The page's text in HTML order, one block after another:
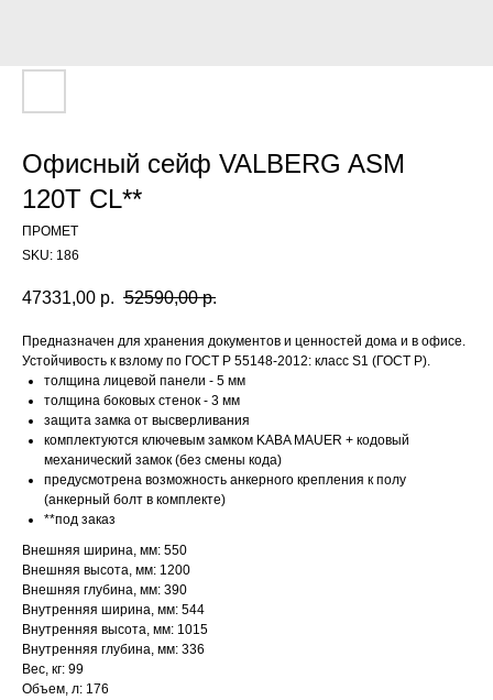
Офисный сейф VALBERG ASM
120T CL**
ПРОМЕТ
SKU: 186
47331,00 р. 52590,00 р.
Предназначен для хранения документов и ценностей дома и в офисе.
Устойчивость к взлому по ГОСТ Р 55148-2012: класс S1 (ГОСТ Р).
толщина лицевой панели - 5 мм
толщина боковых стенок - 3 мм
защита замка от высверливания
комплектуются ключевым замком KABA MAUER + кодовый
механический замок (без смены кода)
предусмотрена возможность анкерного крепления к полу
(анкерный болт в комплекте)
**под заказ
Внешняя ширина, мм: 550
Внешняя высота, мм: 1200
Внешняя глубина, мм: 390
Внутренняя ширина, мм: 544
Внутренняя высота, мм: 1015
Внутренняя глубина, мм: 336
Вес, кг: 99
Объем, л: 176